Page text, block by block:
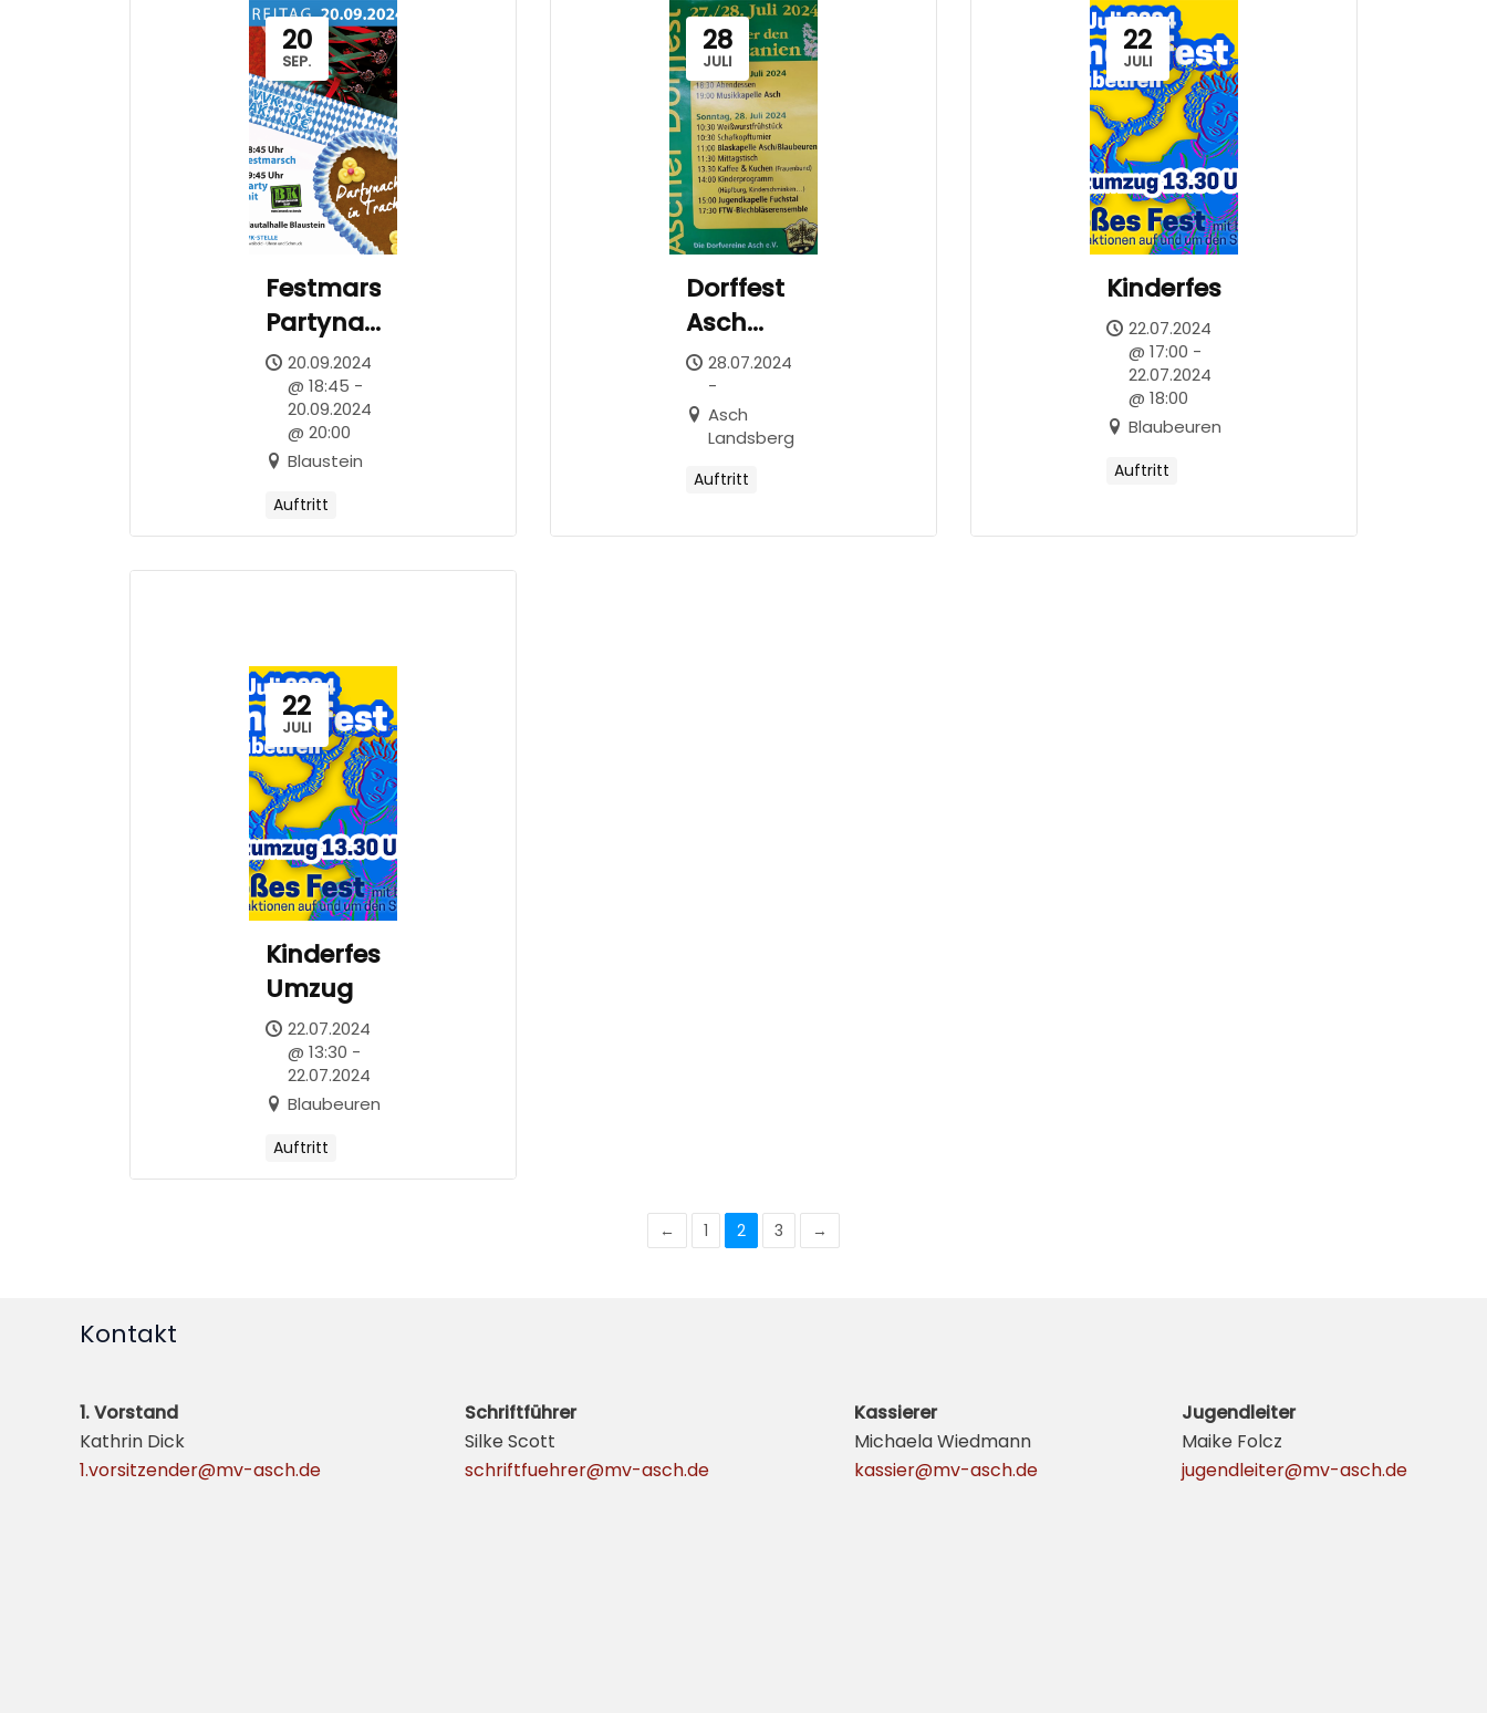
20
SEP.
Festmarsch
Partynacht
in Tracht
20.09.2024
@ 18:45 -
20.09.2024
@ 20:00
Blaustein
Auftritt
28
JULI
Dorffest
Asch
Landsberg
28.07.2024
-
Asch
Landsberg
Auftritt
22
JULI
Kinderfest
22.07.2024
@ 17:00 -
22.07.2024
@ 18:00
Blaubeuren
Auftritt
22
JULI
Kinderfest
Umzug
22.07.2024
@ 13:30 -
22.07.2024
Blaubeuren
Auftritt
← 1 2 3 →
Kontakt
1. Vorstand
Kathrin Dick
1.vorsitzender@mv-asch.de
Schriftführer
Silke Scott
schriftfuehrer@mv-asch.de
Kassierer
Michaela Wiedmann
kassier@mv-asch.de
Jugendleiter
Maike Folcz
jugendleiter@mv-asch.de